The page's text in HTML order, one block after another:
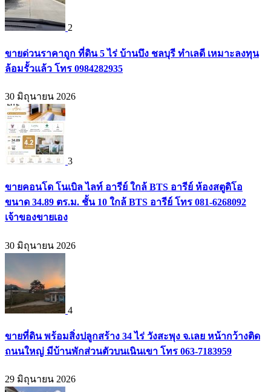
2
ขายด่วนราคาถูก ที่ดิน 5 ไร่ บ้านบึง ชลบุรี ทำเลดี เหมาะลงทุน
ล้อมรั้วแล้ว โทร 0984282935
30 มิถุนายน 2026
3
ขายคอนโด โนเบิล ไลท์ อารีย์ ใกล้ BTS อารีย์ ห้องสตูดิโอ
ขนาด 34.89 ตร.ม. ชั้น 10 ใกล้ BTS อารีย์ โทร 081-6268092
เจ้าของขายเอง
30 มิถุนายน 2026
4
ขายที่ดิน พร้อมสิ่งปลูกสร้าง 34 ไร่ วังสะพุง จ.เลย หน้ากว้างติด
ถนนใหญ่ มีบ้านพักส่วนตัวบนเนินเขา โทร 063-7183959
29 มิถุนายน 2026